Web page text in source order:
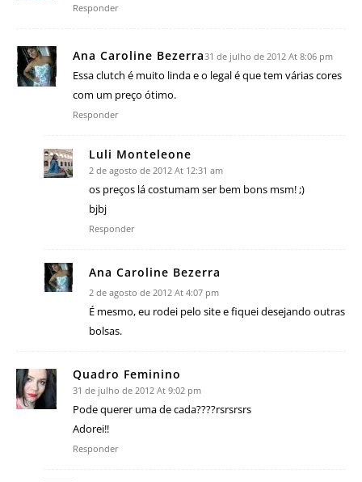
Responder
Ana Caroline Bezerra 31 de julho de 2012 At 8:06 pm
Essa clutch é muito linda e o legal é que tem várias cores
com um preço ótimo.
Responder
Luli Monteleone
2 de agosto de 2012 At 12:31 am
os preços lá costumam ser bem bons msm! ;)
bjbj
Responder
Ana Caroline Bezerra
2 de agosto de 2012 At 4:07 pm
É mesmo, eu rodei pelo site e fiquei desejando outras
bolsas.
Quadro Feminino
31 de julho de 2012 At 9:02 pm
Pode querer uma de cada????rsrsrsrs
Adorei!!
Responder